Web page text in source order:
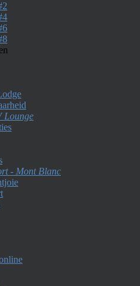
Lounge
- Mont Blanc